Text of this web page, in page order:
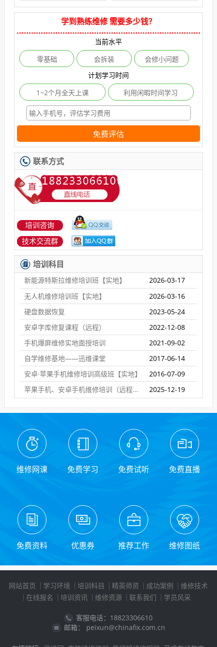
学到熟练维修 需要多少钱？
当前水平
零基础
会拆装
会修小问题
计划学习时间
1~2个月全天上课
利用闲暇时间学习
免费评估
联系方式
培训咨询
技术交流群
培训科目
新能源特斯拉维修培训班【实地】
2026-03-17
无人机维修培训班【实地】
2026-03-16
硬盘数据恢复
2023-05-24
安卓字库修复课程（远程）
2022-12-08
手机爆屏维修实地面授培训
2021-09-02
自学维修基地——迅维课堂
2017-06-14
安卓·苹果手机维修培训高级班【实地】
2016-07-09
苹果手机、安卓手机维修培训（远程网络班）
2025-12-19
维修网课 免费学习 免费试听 免费直播
免费资料 优惠券 推荐工作 维修图纸
网站首页 学习环境 培训科目 精英师资 成功案例
维修技术
在线报名
培训资讯 维修资源 联系我们 学员风采
客服电话：18823306610
邮箱： peixun@chinafix.com.cn